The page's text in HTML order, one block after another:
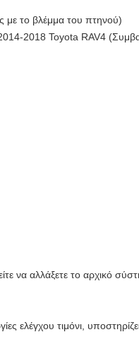
με το βλέμμα του πτηνού)
2018 Toyota RAV4
να αλλάξετε το αρχικό
ελέγχου τιμόνι,